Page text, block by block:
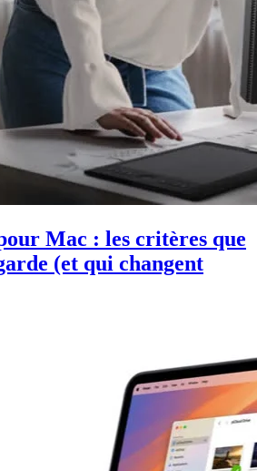
Mac : les critères que
(et qui changent